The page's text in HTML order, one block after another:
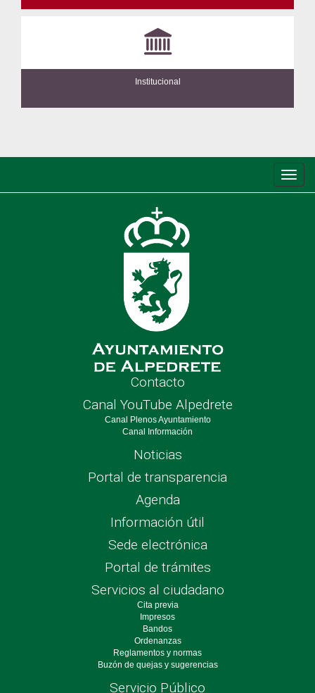
Institucional
de
Contacto
Canal YouTube Alpedrete
Canal Plenos Ayuntamiento
Canal Información
Noticias
Portal de transparencia
Agenda
Información útil
Sede electrónica
Portal de trámites
Servicios al ciudadano
Cita previa
Impresos
Bandos
Ordenanzas
Reglamentos y normas
Buzón de quejas y sugerencias
Servicio Público